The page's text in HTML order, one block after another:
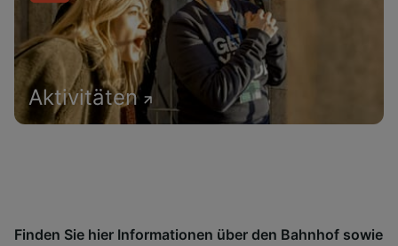
Aktivitäten
Finden Sie hier Informationen über den Bahnhof sowie